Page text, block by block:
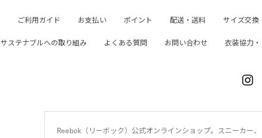
ご利用ガイド お支払い ポイント 配送・送料 サイズ交換
サステナブルへの取り組み よくある質問 お問い合わせ 衣装協力・
Reebok（リーボック）公式オンラインショップ。スニーカー